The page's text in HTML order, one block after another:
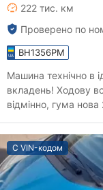
222 тис. км
Проверено по
BH1356PM
Машина технічно в
вкладень! Ходову
відмінно, гума
С VIN-кодом